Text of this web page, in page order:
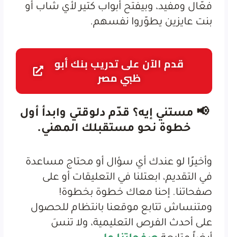
فعّال ومفيد، وبيفتح أبواب كتير لأي شاب أو
بنت عايزين يطوّروا نفسهم.
قدم الآن على تدريب بنك أبو
ظبي مصر
📢 مستني إيه؟ قدّم دلوقتي وابدأ أول
خطوة نحو مستقبلك المهني.
وأخيرًا لو عندك أي سؤال أو محتاج مساعدة
في التقديم، ابعتلنا في التعليقات أو على
صفحاتنا. إحنا معاك خطوة بخطوة!
ومتنساش تتابع موقعنا بانتظام للحصول
على أحدث الفرص التعليمية، ولا تنسَ